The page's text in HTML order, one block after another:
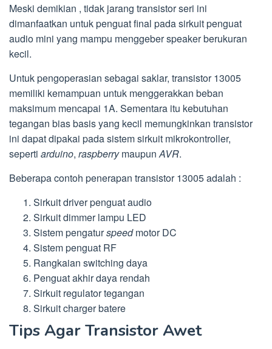
Meski demikian , tidak jarang transistor seri ini
dimanfaatkan untuk penguat final pada sirkuit penguat
audio mini yang mampu menggeber speaker berukuran
kecil.
Untuk pengoperasian sebagai saklar, transistor 13005
memiliki kemampuan untuk menggerakkan beban
maksimum mencapai 1A. Sementara itu kebutuhan
tegangan bias basis yang kecil memungkinkan transistor
ini dapat dipakai pada sistem sirkuit mikrokontroller,
seperti arduino, raspberrymaupunAVR.
Beberapa contoh penerapan transistor 13005 adalah :
Sirkuit driver penguat audio
Sirkuit dimmer lampu LED
Sistem pengaturspeedmotor DC
Sistem penguat RF
Rangkaian switching daya
Penguat akhir daya rendah
Sirkuit regulator tegangan
Sirkuit charger batere
Tips Agar Transistor Awet